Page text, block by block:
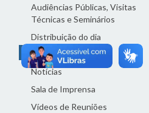
Audiências Públicas, Visitas
Técnicas e Seminários
Distribuição do dia
Comunicação
Notícias
Sala de Imprensa
Vídeos de Reuniões